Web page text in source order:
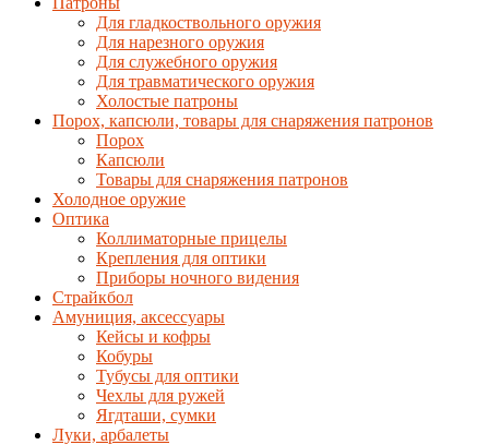
Для гладкоствольного оружия
Для нарезного оружия
Для служебного оружия
Для травматического оружия
Холостые патроны
Порох, капсюли, товары для снаряжения патронов
Порох
Капсюли
Товары для снаряжения патронов
Холодное оружие
Оптика
Коллиматорные прицелы
Крепления для оптики
Приборы ночного видения
Страйкбол
Амуниция, аксессуары
Кейсы и кофры
Кобуры
Тубусы для оптики
Чехлы для ружей
Ягдташи, сумки
Луки, арбалеты